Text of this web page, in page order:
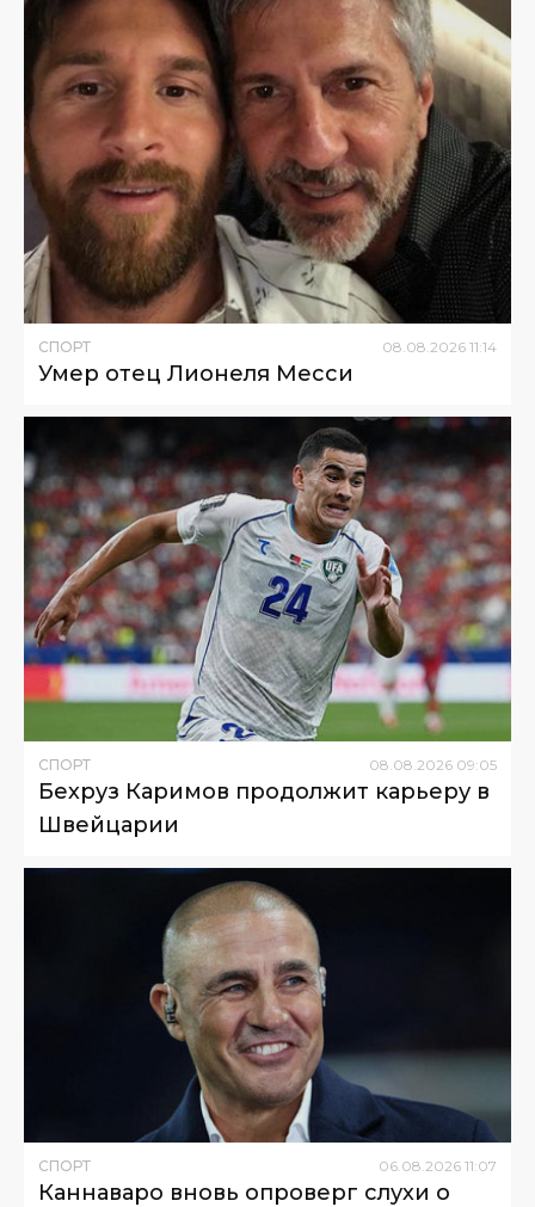
СПОРТ 08 08 2026 11:14
Умер отец Лионеля Месси
СПОРТ 08.08.2026 09:05
Бехруз Каримов продолжит карьеру в
Швейцарии
СПОРТ 06 08 2026 11:07
Каннаваро вновь опроверг слухи о